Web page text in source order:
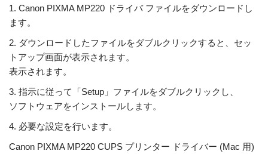
1. Canon PIXMA MP220 ドライバ ファイルをダウンロードし
ます。
2. ダウンロードしたファイルをダブルクリックすると、セッ
トアップ画面が表示されます。
表示されます。
3. 指示に従って「Setup」ファイルをダブルクリックし、
ソフトウェアをインストールします。
4. 必要な設定を行います。
Canon PIXMA MP220 CUPS プリンター ドライバー (Mac 用)